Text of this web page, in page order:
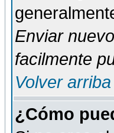
Enviar
facilmente
Volver arriba
¿Cómo